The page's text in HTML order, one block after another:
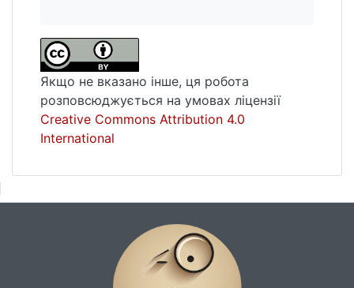
причину руйнування суспільних звичаїв,
установок, Платон убачав у "власницьких
потягах людей". Підкреслено, що пошук
основ співжиття багатих і бідних,
мінімізування конфліктів можливе шляхом
узгодженості потреб, інтересів, цінностей,
Платонове розуміння справедливості
допускає нерівність у владі та привілеях,
не називаючи таку нерівність
несправедливою. Платонове розуміння
реалізації справедливості має за
Якщо не вказано інше, ця робота
розповсюджується на умовах ліцензії
Creative Commons Attribution 4.0
International